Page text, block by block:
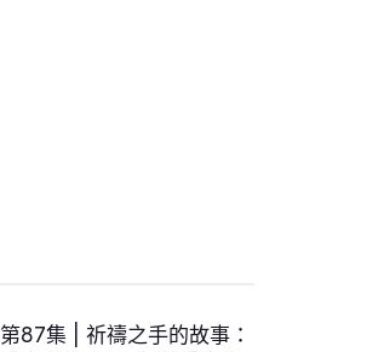
第87集 | 祈禱之手的故事：